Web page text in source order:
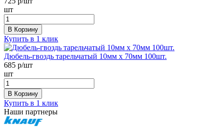
шт
В Корзину
Купить в 1 клик
Дюбель-гвоздь тарельчатый 10мм х 70мм 100шт.
685 р/шт
шт
В Корзину
Купить в 1 клик
Наши партнеры